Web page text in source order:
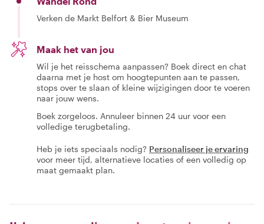
Verken de Markt Belfort & Bier Museum
Maak het van jou
Wil je het reisschema aanpassen? Boek direct en chat
daarna met je host om hoogtepunten aan te passen,
stops over te slaan of kleine wijzigingen door te voeren
naar jouw wens.
Boek zorgeloos. Annuleer binnen 24 uur voor een
volledige terugbetaling.
Heb je iets speciaals nodig? Personaliseer je ervaring
voor meer tijd, alternatieve locaties of een volledig op
maat gemaakt plan.